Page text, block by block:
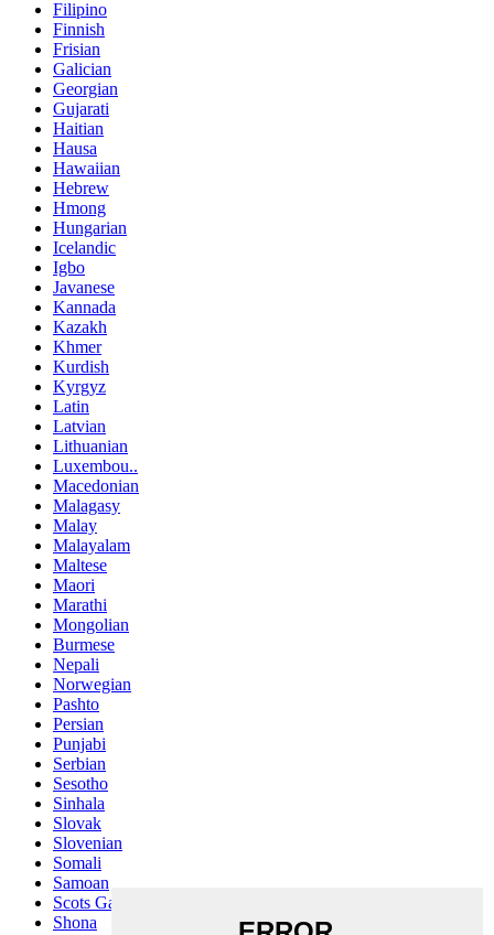
Filipino
Finnish
Frisian
Galician
Georgian
Gujarati
Haitian
Hausa
Hawaiian
Hebrew
Hmong
Hungarian
Icelandic
Igbo
Javanese
Kannada
Kazakh
Khmer
Kurdish
Kyrgyz
Latin
Latvian
Lithuanian
Luxembou..
Macedonian
Malagasy
Malay
Malayalam
Maltese
Maori
Marathi
Mongolian
Burmese
Nepali
Norwegian
Pashto
Persian
Punjabi
Serbian
Sesotho
Sinhala
Slovak
Slovenian
Somali
Samoan
Scots Gaelic
Shona